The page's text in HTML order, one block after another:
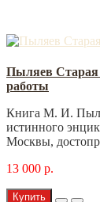
Пыляев Старая
работы
Книга М. И.
истинного
Москвы,
13 000 р.
Купить